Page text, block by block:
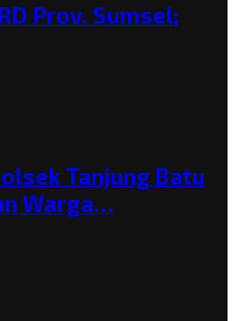
Prov. Sumsel;
Tanjung Batu
Warga…